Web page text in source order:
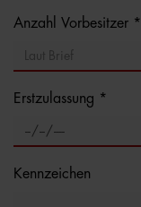
Anzahl Vorbesitzer *
Erstzulassung *
Kennzeichen